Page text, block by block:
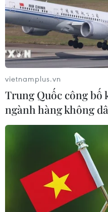
Vì sao vitamin E là
trong chăm sóc và
22/07/2024 04:30
vietnamplus.vn
Trung Quốc công bố
ngành hàng không